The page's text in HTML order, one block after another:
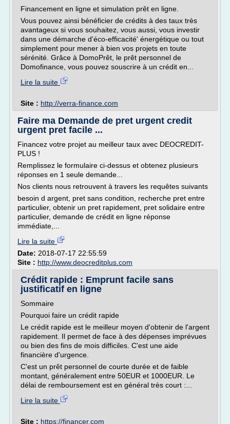
Financement en ligne et simulation prêt en ligne.
Vous pouvez ainsi bénéficier de crédits à des taux très
avantageux si vous souhaitez, vous aussi, vous investir
dans une démarche d'éco-efficacité' énergétique ou tout
simplement pour mener à bien vos projets en toute
sérénité. Grâce à DomoPrêt, le prêt personnel de
Domofinance, vous pouvez souscrire à un crédit en...
Lire la suite
Site : http://verra-finance.com
Faire ma Demande de pret urgent credit
urgent pret facile ...
Financez votre projet au meilleur taux avec DEOCREDIT-
PLUS !
Remplissez le formulaire ci-dessus et obtenez plusieurs
réponses en 1 seule demande...
Nos clients nous retrouvent à travers les requêtes suivants
besoin d argent, pret sans condition, recherche pret entre
particulier, obtenir un pret rapidement, pret solidaire entre
particulier, demande de crédit en ligne réponse
immédiate,...
Lire la suite
Date: 2018-07-17 22:55:59
Site : http://www.deocreditplus.com
Crédit rapide : Emprunt facile sans
justificatif en ligne
Sommaire
Pourquoi faire un crédit rapide
Le crédit rapide est le meilleur moyen d'obtenir de l'argent
rapidement. Il permet de face à des dépenses imprévues
ou bien des fins de mois difficiles. C'est une aide
financière d'urgence.
C'est un prêt personnel de courte durée et de faible
montant, généralement entre 50EUR et 1000EUR. Le
délai de remboursement est en général très court :...
Lire la suite
Site : https://financer.com